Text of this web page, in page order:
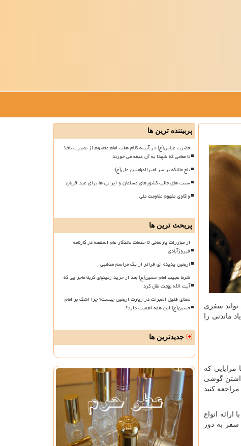
سفری
ماندنی را
مزایایی که
گوشی
مراجعه کنید
انواع
به دور
پربیننده ترین ها
حضرت عباس(ع) در آیینه کلام هفت امام معصوم از بصیرت نافذ
تا مقامی که شهدا به آن غبطه می خورند
تاج ملائکه بر سر امیرالمؤمنین علی(ع)
سنت های جالب کشورهای مسلمان و ایرانی ها برای عید قربان
واکاوی مفهوم مقاومت ملی
پربحث ترین ها
از مبارزات پارلمانی تا خدمات ماندگار عام المنفعه در کارنامه
فیروزآبادی
اربعین پدیده ای فراتر از یک مراسم مذهبی
شرط عجیب امام حسین(ع) بعد از خرید زمینهای کربلا ماجرایی که
آیت الله بهجت نقل کرد
معنای قتیل العبرات در زیارت اربعین چیست؟ چرا اشک بر امام
حسین(ع) این همه اهمیت دارد؟
جدیدترین ها